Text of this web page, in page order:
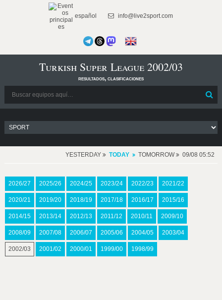
español info@live2sport.com
Turkish Super League 2002/03
resultados, clasificaciones
YESTERDAY TODAY TOMORROW 09/08 05:52
2026/27 2025/26 2024/25 2023/24 2022/23 2021/22
2020/21 2019/20 2018/19 2017/18 2016/17 2015/16
2014/15 2013/14 2012/13 2011/12 2010/11 2009/10
2008/09 2007/08 2006/07 2005/06 2004/05 2003/04
2002/03 2001/02 2000/01 1999/00 1998/99